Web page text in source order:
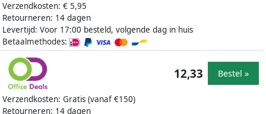
Verzendkosten: € 5,95
Retourneren: 14 dagen
Levertijd: Voor 17:00 besteld, volgende dag in huis
Betaalmethodes:
Verzendkosten: Gratis (vanaf €150)
Retourneren: 14 dagen
12,33 Bestel »